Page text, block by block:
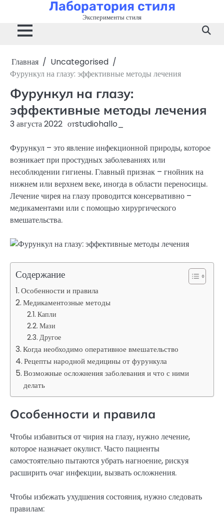
содержимому
Лаборатория стиля
Эксперименты стиля
Главная
Uncategorised
Фурункул на глазу: эффективные методы лечения
Фурункул на глазу:
эффективные методы лечения
3 августа 2022 отstudiohallo_
Фурункул – это явление инфекционной природы, которое
возникает при простудных заболеваниях или
несоблюдении гигиены. Главный признак – гнойник на
нижнем или верхнем веке, иногда в области переносицы.
Лечение чирея на глазу проводится консервативно –
медикаментами или с помощью хирургического
вмешательства.
Содержание
Особенности и правила
Медикаментозные методы
Капли
Мази
Другое
Когда необходимо оперативное вмешательство
Рецепты народной медицины от фурункула
Возможные осложнения заболевания и что с ними
делать
Особенности и правила
Чтобы избавиться от чирия на глазу, нужно лечение,
которое назначает окулист. Часто пациенты
самостоятельно пытаются убрать нагноение, рискуя
расширить очаг инфекции, вызвать осложнения.
Чтобы избежать ухудшения состояния, нужно следовать
правилам: